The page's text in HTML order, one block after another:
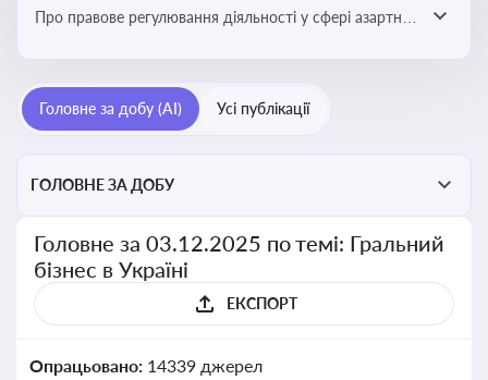
Про правове регулювання діяльності у сфері азартних
реальні кейси
Головне за добу (AI) Усі публікації
ГОЛОВНЕ ЗА ДОБУ
Головне за 03.12.2025 по темі: Гральний
бізнес в Україні
ЕКСПОРТ
Опрацьовано: 14339 джерел